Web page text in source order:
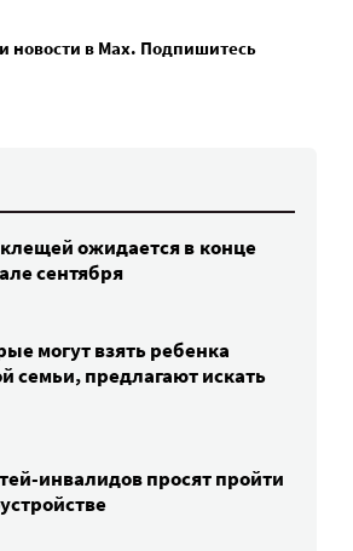
новости в Max. Подпишитесь
ожидается в конце
сентября
могут взять ребенка
семьи, предлагают искать
инвалидов просят пройти